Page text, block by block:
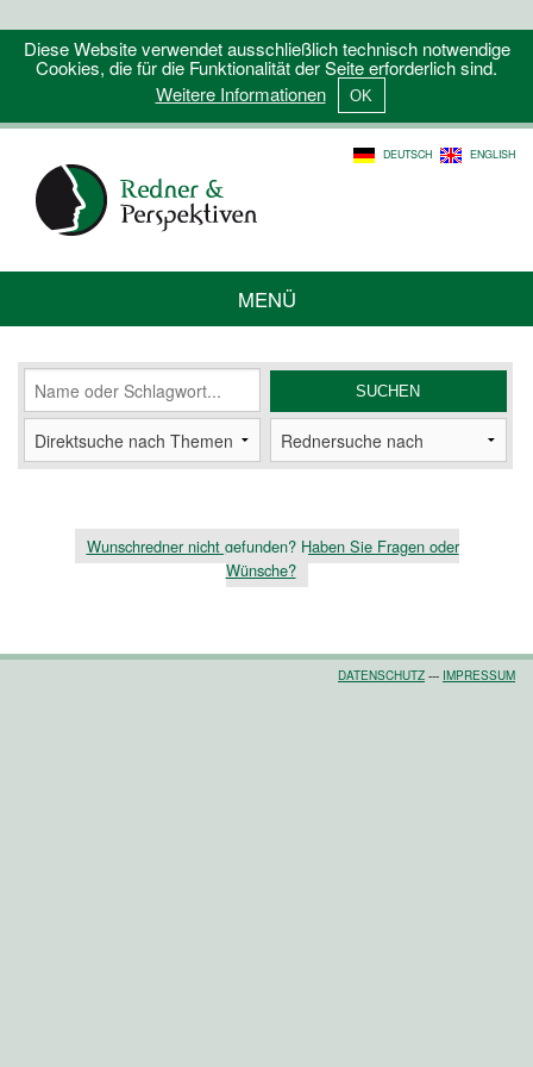
Diese Website verwendet ausschließlich technisch notwendige
Cookies, die für die Funktionalität der Seite erforderlich sind.
Weitere Informationen
DEUTSCH ENGLISH
MENÜ
Wunschredner nicht gefunden? Haben Sie Fragen oder
Wünsche?
DATENSCHUTZ --- IMPRESSUM